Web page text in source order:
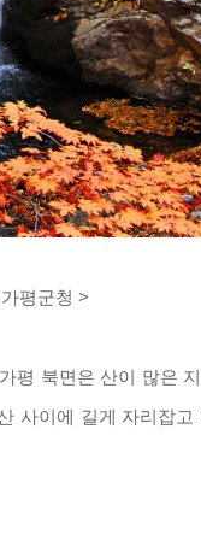
평군청 >
가평 북면은 산이 많은
사이에 길게 자리잡고